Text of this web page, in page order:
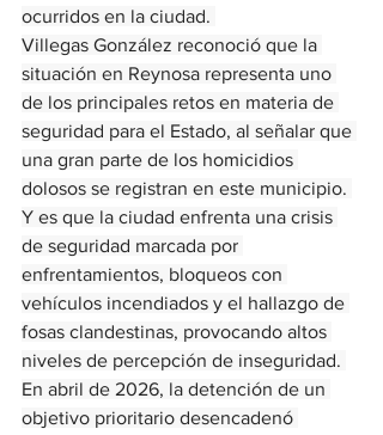
ocurridos en la ciudad.
Villegas González reconoció que la
situación en Reynosa representa uno
de los principales retos en materia de
seguridad para el Estado, al señalar que
una gran parte de los homicidios
dolosos se registran en este municipio.
Y es que la ciudad enfrenta una crisis
de seguridad marcada por
enfrentamientos, bloqueos con
vehículos incendiados y el hallazgo de
fosas clandestinas, provocando altos
niveles de percepción de inseguridad.
En abril de 2026, la detención de un
objetivo prioritario desencadenó